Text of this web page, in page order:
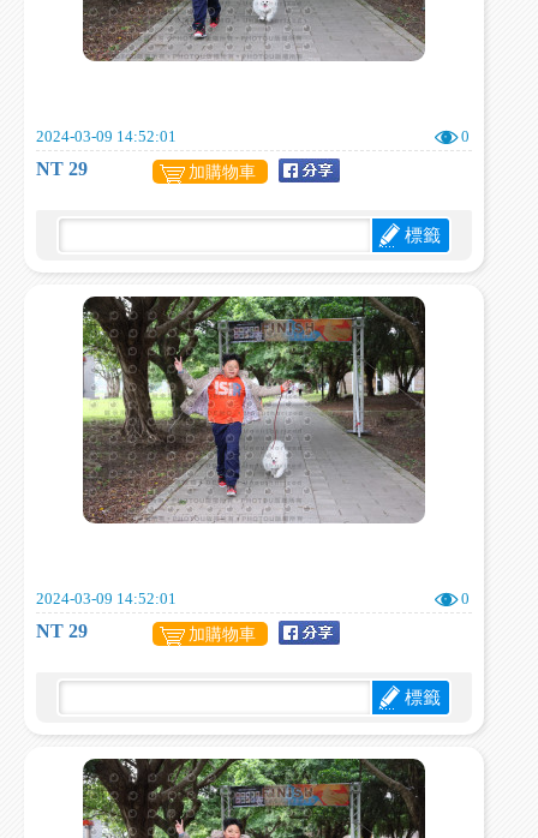
2024-03-09 14:52:01 0
NT 29 加購物車
標籤
2024-03-09 14:52:01 0
NT 29 加購物車
標籤